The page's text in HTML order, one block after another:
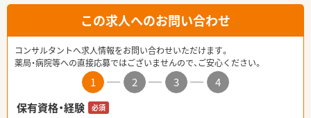
この求人へのお問い合わせ
コンサルタントへ求人情報をお問い合わせいただけます。
薬局・病院等への直接応募ではございませんので、ご安心ください。
1 2 3
4
保有資格・経験
必須